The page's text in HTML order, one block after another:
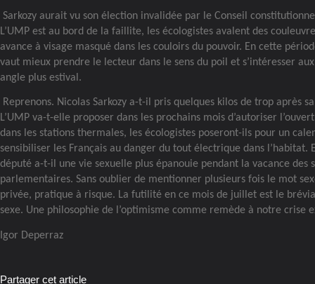
Sarkozy aurait vu son élection invalidée par le Conseil
L’UMP est au bord de la faillite, les écologistes avalent des
avance à visage masqué dans les couloirs du pouvoir. En cette
vaut mieux prendre le lecteur dans le sens du poil et s’intéresser
angle plus estival.
Reprenons. Nicolas Sarkozy a-t-il pris quelques kilos de trop après
L’UMP va-t-elle proposer dans les prochains mois d’autoriser
dans les stations thermales, les écologistes poseront-ils pour un
sensibiliser les Français au danger du tout électrique dans l’habitat.
député a-t-il une vie sexuelle plus épanouie pendant la vacance des
parlementaires. Sans oublier de mentionner plusieurs fois le mot
privée, pratique à risque. La futilité en ce mois de juillet est le
sexe. Une philosophie de l’optimisme comme remède à notre crise
Igor Deperraz
Partager cet article